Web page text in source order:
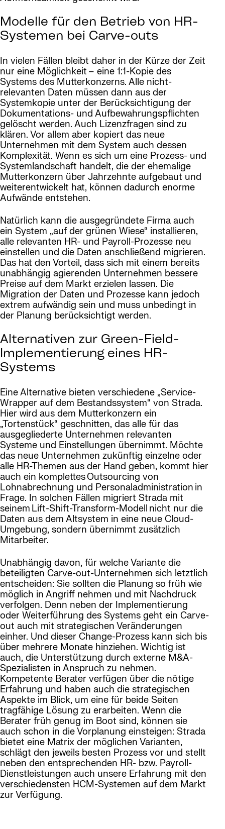
Modelle für den Betrieb von HR-
Systemen bei Carve-outs
In vielen Fällen bleibt daher in der Kürze der Zeit
nur eine Möglichkeit – eine 1:1-Kopie des
Systems des Mutterkonzerns. Alle nicht-
relevanten Daten müssen dann aus der
Systemkopie unter der Berücksichtigung der
Dokumentations- und Aufbewahrungspflichten
gelöscht werden. Auch Lizenzfragen sind zu
klären. Vor allem aber kopiert das neue
Unternehmen mit dem System auch dessen
Komplexität. Wenn es sich um eine Prozess- und
Systemlandschaft handelt, die der ehemalige
Mutterkonzern über Jahrzehnte aufgebaut und
weiterentwickelt hat, können dadurch enorme
Aufwände entstehen.
Natürlich kann die ausgegründete Firma auch
ein System „auf der grünen Wiese“ installieren,
alle relevanten HR- und Payroll-Prozesse neu
einstellen und die Daten anschließend migrieren.
Das hat den Vorteil, dass sich mit einem bereits
unabhängig agierenden Unternehmen bessere
Preise auf dem Markt erzielen lassen. Die
Migration der Daten und Prozesse kann jedoch
extrem aufwändig sein und muss unbedingt in
der Planung berücksichtigt werden.
Alternativen zur Green-Field-
Implementierung eines HR-
Systems
Eine Alternative bieten verschiedene „Service-
Wrapper auf dem Bestandssystem“ von Strada.
Hier wird aus dem Mutterkonzern ein
„Tortenstück“ geschnitten, das alle für das
ausgegliederte Unternehmen relevanten
Systeme und Einstellungen übernimmt. Möchte
das neue Unternehmen zukünftig einzelne oder
alle HR-Themen aus der Hand geben, kommt hier
auch ein komplettes Outsourcing von
Lohnabrechnung und Personaladministration in
Frage. In solchen Fällen migriert Strada mit
seinem Lift-Shift-Transform-Modell nicht nur die
Daten aus dem Altsystem in eine neue Cloud-
Umgebung, sondern übernimmt zusätzlich
Mitarbeiter.
Unabhängig davon, für welche Variante die
beteiligten Carve-out-Unternehmen sich letztlich
entscheiden: Sie sollten die Planung so früh wie
möglich in Angriff nehmen und mit Nachdruck
verfolgen. Denn neben der Implementierung
oder Weiterführung des Systems geht ein Carve-
out auch mit strategischen Veränderungen
einher. Und dieser Change-Prozess kann sich bis
über mehrere Monate hinziehen. Wichtig ist
auch, die Unterstützung durch externe M&A-
Spezialisten in Anspruch zu nehmen.
Kompetente Berater verfügen über die nötige
Erfahrung und haben auch die strategischen
Aspekte im Blick, um eine für beide Seiten
tragfähige Lösung zu erarbeiten. Wenn die
Berater früh genug im Boot sind, können sie
auch schon in die Vorplanung einsteigen: Strada
bietet eine Matrix der möglichen Varianten,
schlägt den jeweils besten Prozess vor und stellt
neben den entsprechenden HR- bzw. Payroll-
Dienstleistungen auch unsere Erfahrung mit den
verschiedensten HCM-Systemen auf dem Markt
zur Verfügung.